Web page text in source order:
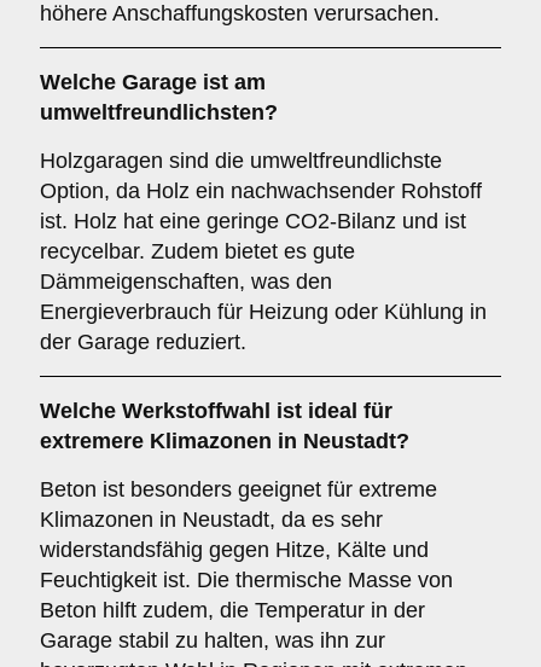
höhere Anschaffungskosten verursachen.
Welche Garage ist am
umweltfreundlichsten?
Holzgaragen sind die umweltfreundlichste
Option, da Holz ein nachwachsender Rohstoff
ist. Holz hat eine geringe CO2-Bilanz und ist
recycelbar. Zudem bietet es gute
Dämmeigenschaften, was den
Energieverbrauch für Heizung oder Kühlung in
der Garage reduziert.
Welche Werkstoffwahl ist ideal für
extremere Klimazonen in Neustadt?
Beton ist besonders geeignet für extreme
Klimazonen in Neustadt, da es sehr
widerstandsfähig gegen Hitze, Kälte und
Feuchtigkeit ist. Die thermische Masse von
Beton hilft zudem, die Temperatur in der
Garage stabil zu halten, was ihn zur